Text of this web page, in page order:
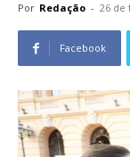
Por Redação - 26 de
Facebook